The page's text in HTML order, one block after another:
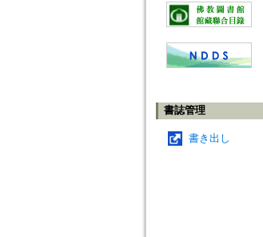
書誌管理
書き出し